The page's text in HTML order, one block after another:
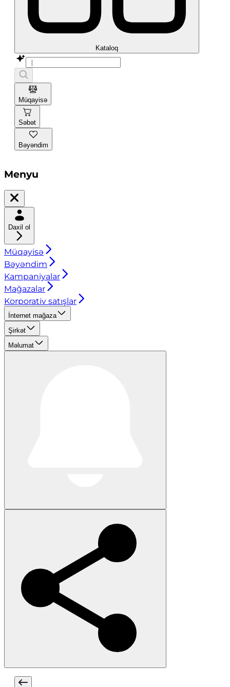
Kataloq
Müqayisə
Səbət
Bəyəndim
Menyu
Daxil ol
Müqayisə
Bəyəndim
Kampaniyalar
Mağazalar
Korporativ satışlar
İnternet mağaza
Şirkət
Məlumat